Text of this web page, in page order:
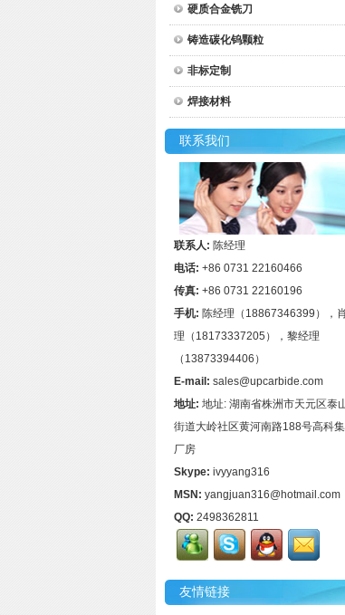
硬质合金铣刀
铸造碳化钨颗粒
非标定制
焊接材料
联系我们
联系人: 陈经理
电话: +86 0731 22160466
传真: +86 0731 22160196
手机: 陈经理（18867346399），
理（18173337205），黎经理
（13873394406）
E-mail: sales@upcarbide.com
地址: 地址: 湖南省株洲市天元区泰
街道大岭社区黄河南路188号高科
厂房
Skype: ivyyang316
MSN: yangjuan316@hotmail.com
QQ: 2498362811
友情链接